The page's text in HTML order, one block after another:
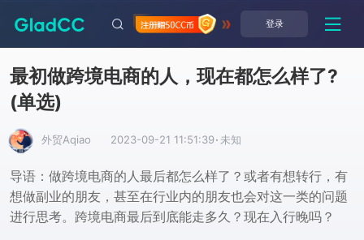
登录
最初做跨境电商的人，现在都怎么样了?
(单选)
外贸Aqiao 2023-09-21 11:51:39· 未知
导语：做跨境电商的人最后都怎么样了？或者有想转行，有
想做副业的朋友，甚至在行业内的朋友也会对这一类的问题
进行思考。跨境电商最后到底能走多久？现在入行晚吗？